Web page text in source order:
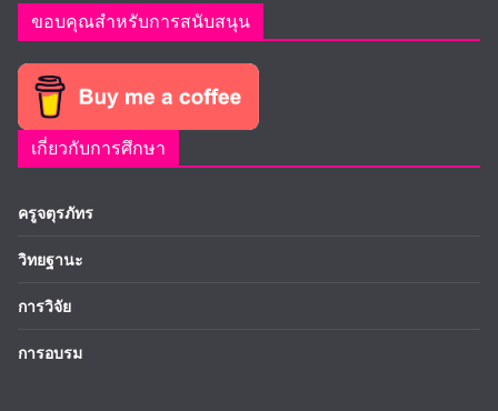
ขอบคุณสำหรับการสนับสนุน
เกี่ยวกับการศึกษา
ครูจตุรภัทร
วิทยฐานะ
การวิจัย
การอบรม